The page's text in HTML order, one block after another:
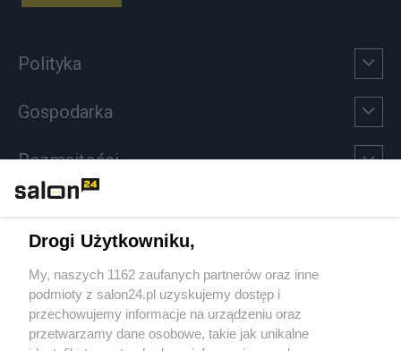
Polityka
Gospodarka
Rozmaitości
Sport
Społeczeństwo
Drogi Użytkowniku,
My, naszych 1162 zaufanych partnerów oraz inne
podmioty z salon24.pl uzyskujemy dostęp i
przechowujemy informacje na urządzeniu oraz
przetwarzamy dane osobowe, takie jak unikalne